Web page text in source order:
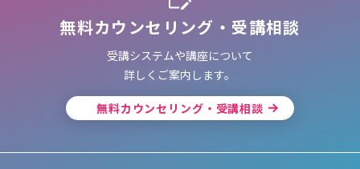
無料カウンセリング・受講相談
受講システムや講座について
詳しくご案内します。
無料カウンセリング・受講相談